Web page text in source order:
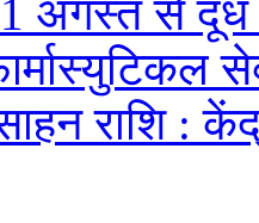
अगस्त से
राशि :